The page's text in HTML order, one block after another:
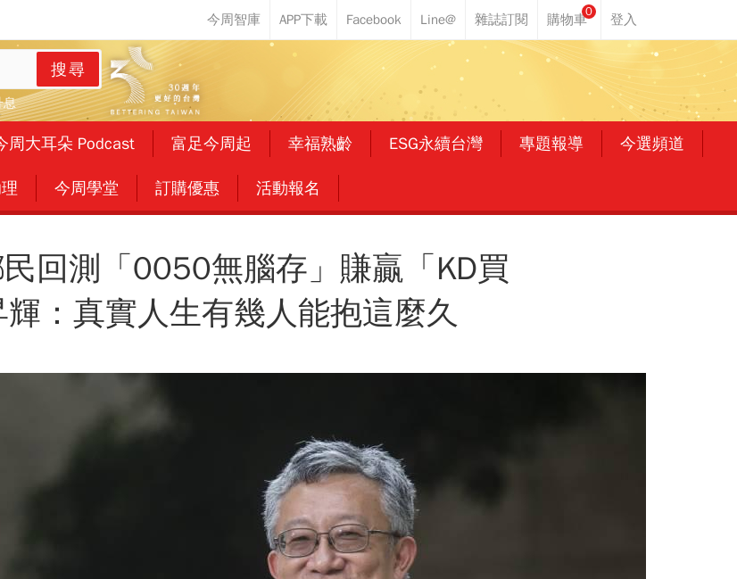
0
搜尋
息
周大耳朵 Podcast 富足今周起 幸福熟齡 ESG永續台灣 專題報導 今選頻道
今周學堂 訂購優惠 活動報名
回測「0050無腦存」賺贏「KD買
：真實人生有幾人能抱這麼久